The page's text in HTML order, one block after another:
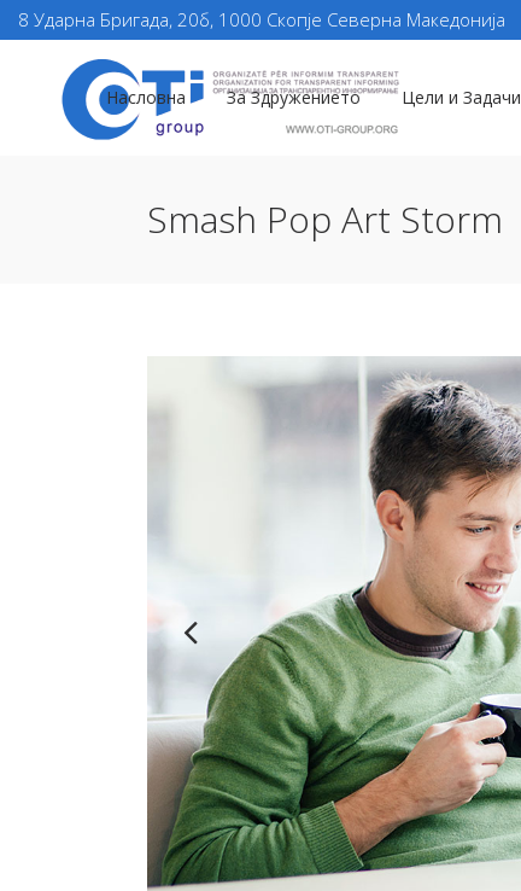
8 Ударна Бригада, 20б, 1000 Скопје Северна Македонија
Насловна За Здружението Цели и Задачи
Smash Pop Art Storm